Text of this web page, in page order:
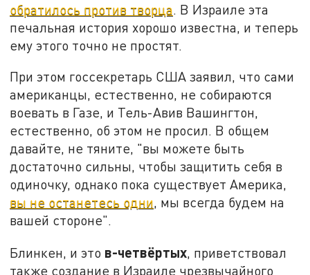
обратилось против творца. В Израиле эта
печальная история хорошо известна, и теперь
ему этого точно не простят.
При этом госсекретарь США заявил, что сами
американцы, естественно, не собираются
воевать в Газе, и Тель-Авив Вашингтон,
естественно, об этом не просил. В общем
давайте, не тяните, "вы можете быть
достаточно сильны, чтобы защитить себя в
одиночку, однако пока существует Америка,
вы не останетесь одни, мы всегда будем на
вашей стороне".
Блинкен, и это в-четвёртых, приветствовал
также создание в Израиле чрезвычайного